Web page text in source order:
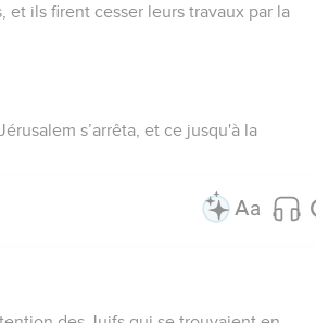
et ils firent cesser leurs travaux par la
s’arrêta, et ce jusqu'à la